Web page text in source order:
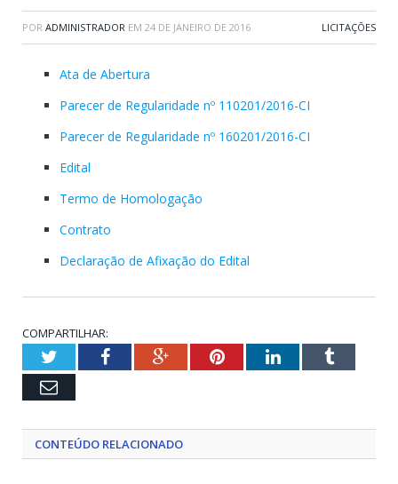
POR ADMINISTRADOR EM 24 DE JANEIRO DE 2016 LICITAÇÕES
Ata de Abertura
Parecer de Regularidade nº 110201/2016-CI
Parecer de Regularidade nº 160201/2016-CI
Edital
Termo de Homologação
Contrato
Declaração de Afixação do Edital
COMPARTILHAR:
TwitterFacebookGoogle+PinterestLinkedInTumblr
Email
CONTEÚDO RELACIONADO